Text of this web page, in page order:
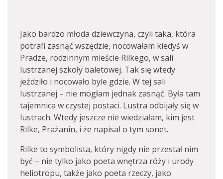
Jako bardzo młoda dziewczyna, czyli taka, która
potrafi zasnąć wszędzie, nocowałam kiedyś w
Pradze, rodzinnym mieście Rilkego, w sali
lustrzanej szkoły baletowej. Tak się wtedy
jeździło i nocowało byle gdzie. W tej sali
lustrzanej – nie mogłam jednak zasnąć. Była tam
tajemnica w czystej postaci. Lustra odbijały się w
lustrach. Wtedy jeszcze nie wiedziałam, kim jest
Rilke, Prażanin, i że napisał o tym sonet.
Rilke to symbolista, który nigdy nie przestał nim
być – nie tylko jako poeta wnętrza róży i urody
heliotropu, także jako poeta rzeczy, jako